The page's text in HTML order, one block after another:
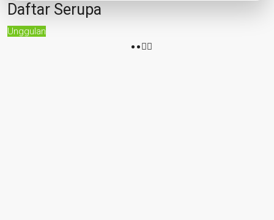
Daftar Serupa
Unggulan